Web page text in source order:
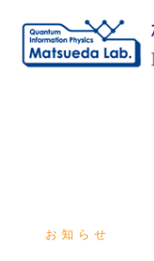
content
お知らせ